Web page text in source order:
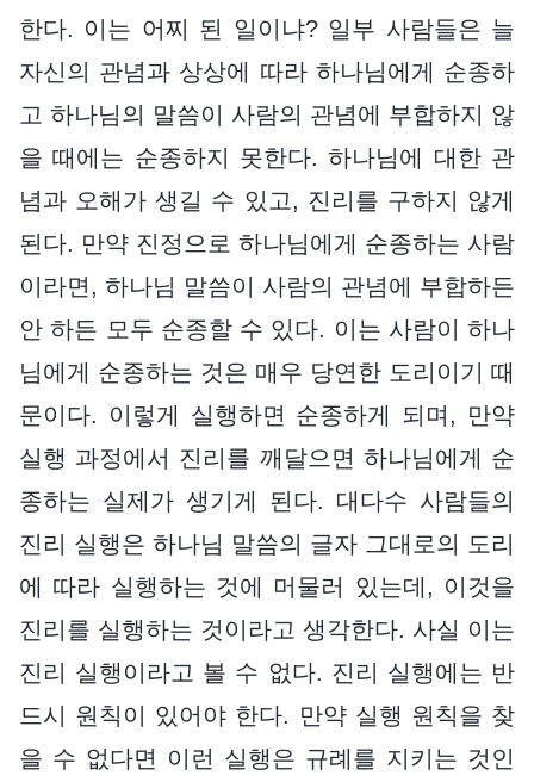
한다. 이는 어찌 된 일이냐? 일부 사람들은 늘
자신의 관념과 상상에 따라 하나님에게 순종하
고 하나님의 말씀이 사람의 관념에 부합하지 않
을 때에는 순종하지 못한다. 하나님에 대한 관
념과 오해가 생길 수 있고, 진리를 구하지 않게
된다. 만약 진정으로 하나님에게 순종하는 사람
이라면, 하나님 말씀이 사람의 관념에 부합하든
안 하든 모두 순종할 수 있다. 이는 사람이 하나
님에게 순종하는 것은 매우 당연한 도리이기 때
문이다. 이렇게 실행하면 순종하게 되며, 만약
실행 과정에서 진리를 깨달으면 하나님에게 순
종하는 실제가 생기게 된다. 대다수 사람들의
진리 실행은 하나님 말씀의 글자 그대로의 도리
에 따라 실행하는 것에 머물러 있는데, 이것을
진리를 실행하는 것이라고 생각한다. 사실 이는
진리 실행이라고 볼 수 없다. 진리 실행에는 반
드시 원칙이 있어야 한다. 만약 실행 원칙을 찾
을 수 없다면 이런 실행은 규례를 지키는 것인